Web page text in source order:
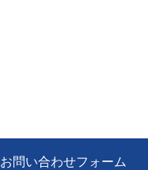
お問い合わせフォーム